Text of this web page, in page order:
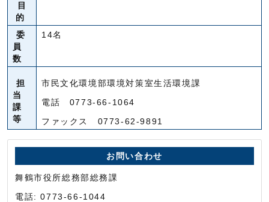
目
的
委
員
数
14名
担
当
課
等
市民文化環境部環境対策室生活環境課
電話 0773-66-1064
ファックス 0773-62-9891
お問い合わせ
舞鶴市役所総務部総務課
電話: 0773-66-1044